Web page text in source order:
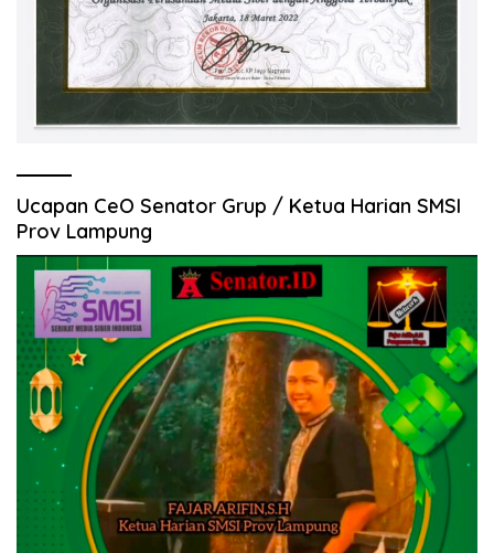
Ucapan CeO Senator Grup / Ketua Harian SMSI
Prov Lampung